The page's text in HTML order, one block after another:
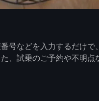
号などを入力するだけ
、試乗のご予約や不明点